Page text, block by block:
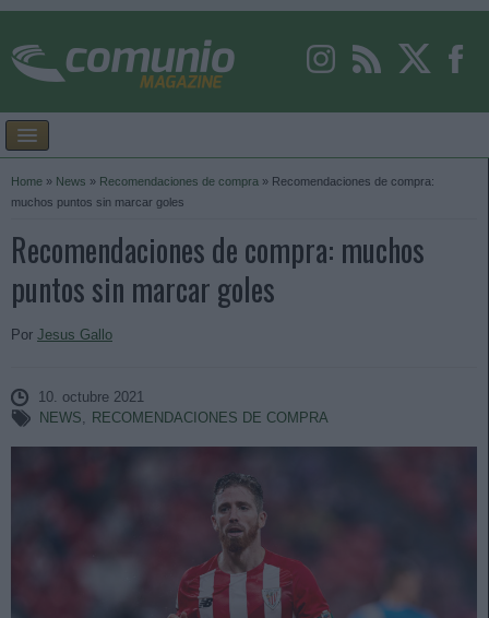
Home » News » Recomendaciones de compra » Recomendaciones de compra:
muchos puntos sin marcar goles
Recomendaciones de compra: muchos
puntos sin marcar goles
Por Jesus Gallo
10. octubre 2021
NEWS, RECOMENDACIONES DE COMPRA